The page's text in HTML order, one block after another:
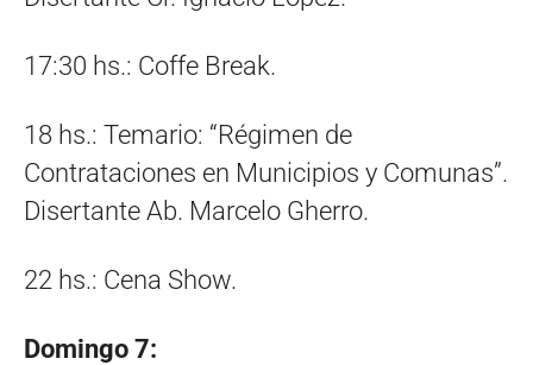
17:30 hs.: Coffe Break.
18 hs.: Temario: “Régimen de
Contrataciones en Municipios y Comunas”.
Disertante Ab. Marcelo Gherro.
22 hs.: Cena Show.
Domingo 7: